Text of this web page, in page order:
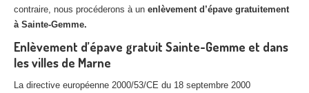
contraire, nous procéderons à un enlèvement d’épave gratuitement
à Sainte-Gemme.
Enlèvement d’épave gratuit Sainte-Gemme et dans
les villes de Marne
La directive européenne 2000/53/CE du 18 septembre 2000